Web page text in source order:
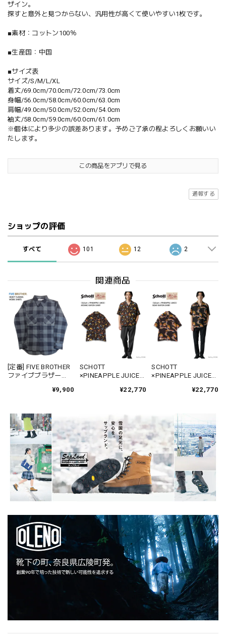
ザイン。
探すと意外と見つからない、汎用性が高くて使いやすい1枚です。
■素材：コットン100％
■生産国：中国
■サイズ表
サイズ/S/M/L/XL
着丈/69.0cm/70.0cm/72.0cm/73.0cm
身幅/56.0cm/58.0cm/60.0cm/63.0cm
肩幅/49.0cm/50.0cm/52.0cm/54.0cm
袖丈/58.0cm/59.0cm/60.0cm/61.0cm
※個体により多少の誤差あります。予めご了承の程よろしくお願いい
たします。
この商品をアプリで見る
通報する
ショップの評価
すべて 101 12 2
関連商品
[定番] FIVE BROTHER
ファイブブラザー
チェックシャツ ヘビ
¥9,900
SCHOTT
×PINEAPPLE JUICE
ト パイナップルジュ
ーヨン シャツ
¥22,770
SCHOTT
×PINEAPPLE JUICE
ト パイナップルジュ
ン シャツ
¥22,770